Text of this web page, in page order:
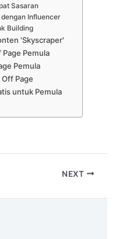
Sasaran
Influencer
Building
'Skyscraper'
Pemula
Pemula
Page
untuk Pemula
NEXT